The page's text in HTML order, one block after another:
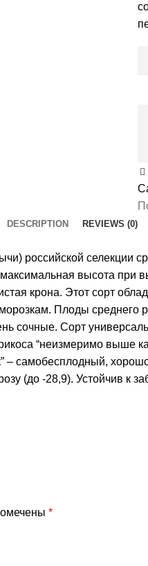
DESCRIPTION REVIEWS (0)
российской селекции
высота
крона. Этот сорт
Плоды
сочные. Сорт
“неизмеримо выше
самобесплодный,
(до -28,9). Устойчив к
*